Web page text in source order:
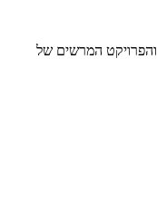
המרשים של